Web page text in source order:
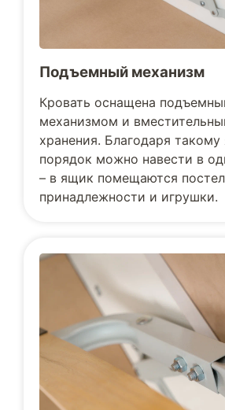
Подъемный механизм
Кровать оснащена
механизмом и
хранения. Благодаря такому
порядок можно навести в
– в ящик помещаются
принадлежности и игрушки.